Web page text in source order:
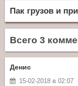
Пак грузов и
Всего 3
Денис
15-02-2018 в 02:07